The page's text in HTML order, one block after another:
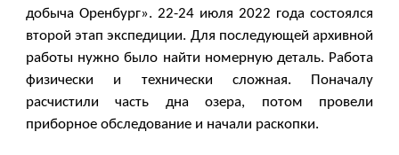
добыча Оренбург». 22-24 июля 2022 года состоялся
второй этап экспедиции. Для последующей архивной
работы нужно было найти номерную деталь. Работа
физически и технически сложная. Поначалу
расчистили часть дна озера, потом провели
приборное обследование и начали раскопки.